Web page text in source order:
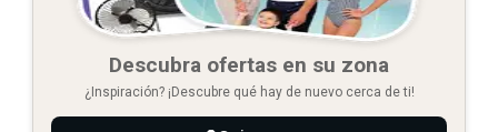
Descubra ofertas en su zona
¿Inspiración? ¡Descubre qué hay de nuevo cerca de ti!